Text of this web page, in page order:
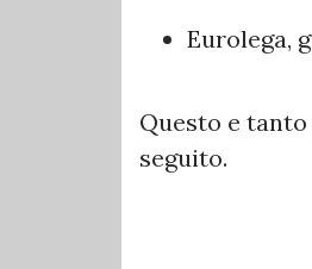
Eurolega,
Questo e
seguito.